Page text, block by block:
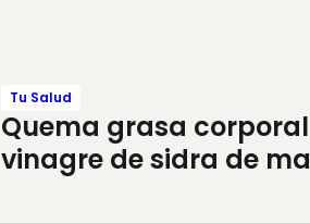
Tu Salud
Quema grasa
vinagre de sidra de